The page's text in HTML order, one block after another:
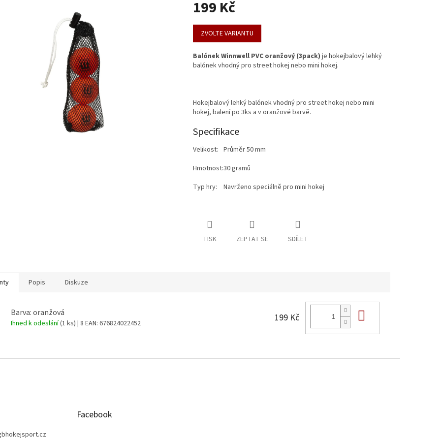
199 Kč
Měrná
cena:
ZVOLTE VARIANTU
Balónek Winnwell PVC oranžový (3pack) je hokejbalový lehký
balónek vhodný pro street hokej nebo mini hokej.
Hokejbalový lehký balónek vhodný pro street hokej nebo mini
hokej, balení po 3ks a v oranžové barvě.
Specifikace
Velikost: Průměr 50 mm
Hmotnost:30 gramů
Typ hry:
Navrženo speciálně pro mini hokej
TISK ZEPTAT SE SDÍLET
Popis Diskuze
Barva: oranžová
Ihned k odeslání(1 ks) | 8 EAN: 676824022452 199 Kč
Facebook